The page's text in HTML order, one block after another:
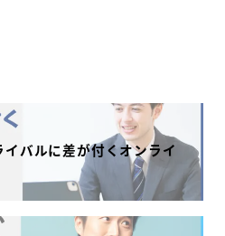
バルに差が付くオンライ